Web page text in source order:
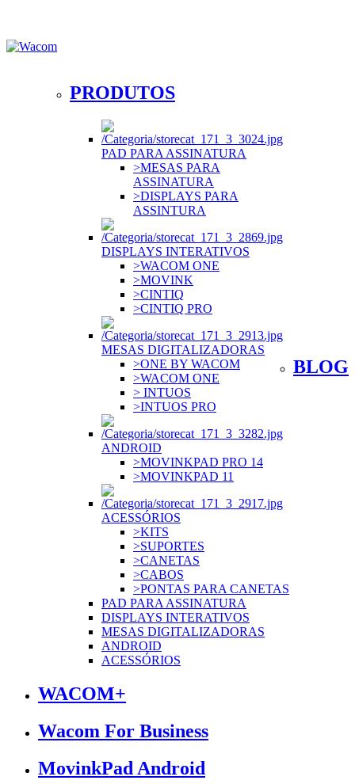
PRODUTOS
PAD PARA ASSINATURA
>MESAS PARA
ASSINATURA
>DISPLAYS PARA
ASSINTURA
DISPLAYS INTERATIVOS
>WACOM ONE
>MOVINK
>CINTIQ
>CINTIQ PRO
MESAS DIGITALIZADORAS
>ONE BY WACOM
>WACOM ONE
> INTUOS
>INTUOS PRO
ANDROID
>MOVINKPAD PRO 14
>MOVINKPAD 11
ACESSÓRIOS
>KITS
>SUPORTES
>CANETAS
>CABOS
>PONTAS PARA CANETAS
PAD PARA ASSINATURA
DISPLAYS INTERATIVOS
MESAS DIGITALIZADORAS
ANDROID
ACESSÓRIOS
BLOG
WACOM+
Wacom For Business
MovinkPad Android